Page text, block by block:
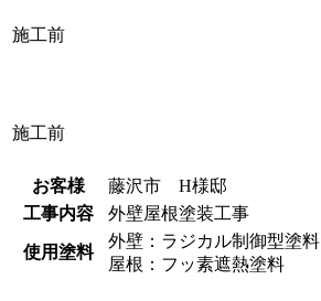
施工前
施工前
お客様
藤沢市 H様邸
工事内容
外壁屋根塗装工事
使用塗料
外壁：ラジカル制御型塗料
屋根：フッ素遮熱塗料